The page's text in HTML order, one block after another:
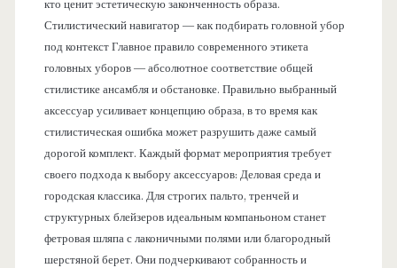
кто ценит эстетическую законченность образа.
Стилистический навигатор — как подбирать головной убор
под контекст Главное правило современного этикета
головных уборов — абсолютное соответствие общей
стилистике ансамбля и обстановке. Правильно выбранный
аксессуар усиливает концепцию образа, в то время как
стилистическая ошибка может разрушить даже самый
дорогой комплект. Каждый формат мероприятия требует
своего подхода к выбору аксессуаров: Деловая среда и
городская классика. Для строгих пальто, тренчей и
структурных блейзеров идеальным компаньоном станет
фетровая шляпа с лаконичными полями или благородный
шерстяной берет. Они подчеркивают собранность и